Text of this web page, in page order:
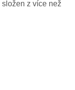
z více než